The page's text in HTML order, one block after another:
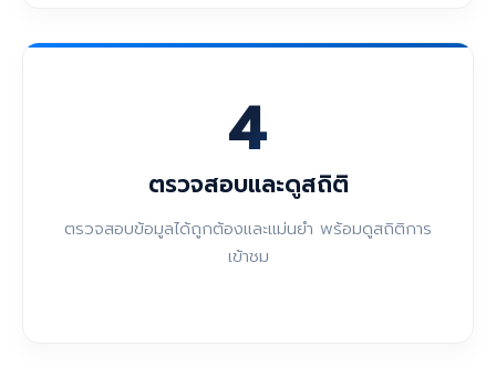
4
ตรวจสอบและดูสถิติ
ตรวจสอบข้อมูลได้ถูกต้องและแม่นยำ พร้อมดูสถิติการ
เข้าชม